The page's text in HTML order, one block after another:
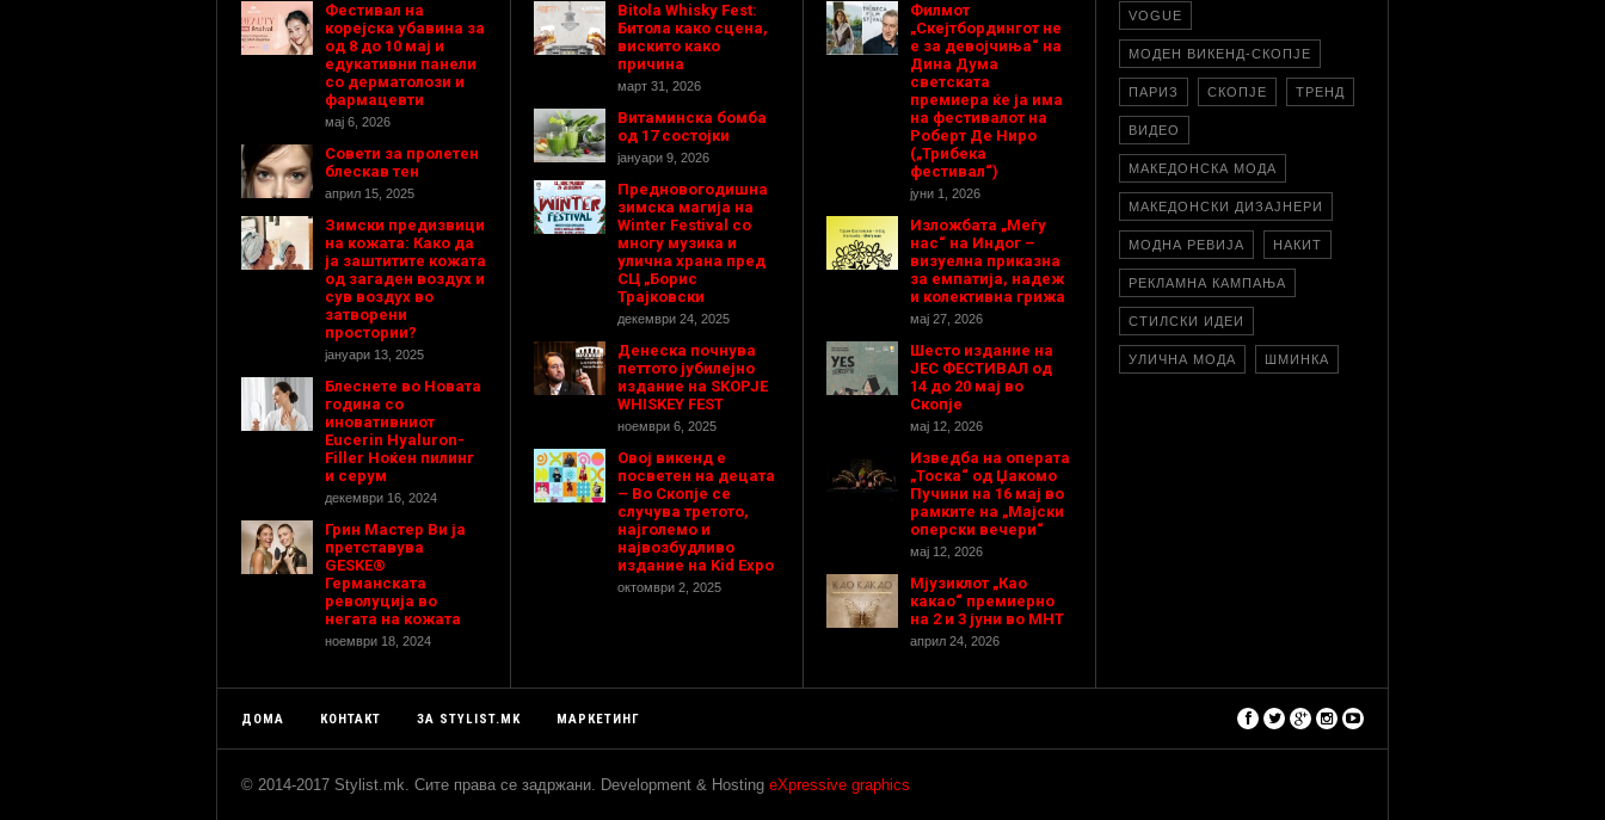
Фестивал на
корејска убавина за
од 8 до 10 мај и
едукативни панели
со дерматолози и
фармацевти
мај 6, 2026
Совети за пролетен
блескав тен
април 15, 2025
Зимски предизвици
на кожата: Како да
ја заштитите кожата
од загаден воздух и
сув воздух во
затворени
простории?
јануари 13, 2025
Блеснете во Новата
година со
иновативниот
Eucerin Hyaluron-
Filler Ноќен пилинг
и серум
декември 16, 2024
Грин Мастер Ви ја
претставува
GESKE®
Германската
револуција во
негата на кожата
ноември 18, 2024
Bitola Whisky Fest:
Битола како сцена,
вискито како
причина
март 31, 2026
Витаминска бомба
од 17 состојки
јануари 9, 2026
Предновогодишнa
зимска магија на
Winter Festival со
многу музика и
улична храна пред
СЦ „Борис
Трајковски
декември 24, 2025
Денеска почнува
петтото јубилејно
издание на SKOPJE
WHISKEY FEST
ноември 6, 2025
Овој викенд е
посветен на децата
– Во Скопје се
случува третото,
најголемо и
највозбудливо
издание на Kid Expo
октомври 2, 2025
Филмот
„Скејтбордингот не
е за девојчиња“ на
Дина Дума
светската
премиера ќе ја има
на фестивалот на
Роберт Де Ниро
(„Трибека
фестивал“)
јуни 1, 2026
Изложбата „Меѓу
нас“ на Индог –
визуелна приказна
за емпатија, надеж
и колективна грижа
мај 27, 2026
Шесто издание на
ЈЕС ФЕСТИВАЛ од
14 до 20 мај во
Скопје
мај 12, 2026
Изведба на операта
„Тоска“ од Џакомо
Пучини на 16 мај во
рамките на „Мајски
оперски вечери“
мај 12, 2026
Мјузиклот „Као
какао“ премиерно
на 2 и 3 јуни во МНТ
април 24, 2026
VOGUE
МОДЕН ВИКЕНД-СКОПЈЕ
ПАРИЗ СКОПЈЕ ТРЕНД
ВИДЕО
МАКЕДОНСКА МОДА
МАКЕДОНСКИ ДИЗАЈНЕРИ
МОДНА РЕВИЈА НАКИТ
РЕКЛАМНА КАМПАЊА
СТИЛСКИ ИДЕИ
УЛИЧНА МОДА ШМИНКА
ДОМА КОНТАКТ ЗА STYLIST.MK МАРКЕТИНГ
© 2014-2017 Stylist.mk. Сите права се задржани. Development & Hosting eXpressive graphics